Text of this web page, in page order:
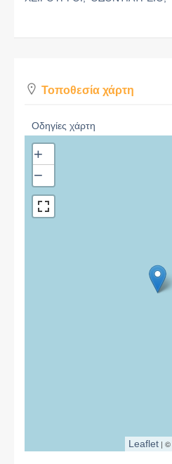
Τοποθεσία χάρτη
Οδηγίες χάρτη
+
−
Leaflet | ©